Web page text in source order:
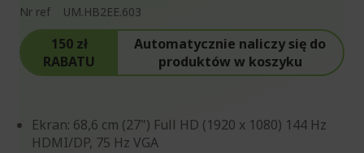
Nr ref UM.HB2EE.603
150 zł
RABATU
Automatycznie naliczy się do
produktów w koszyku
Ekran: 68,6 cm (27") Full HD (1920 x 1080) 144 Hz
HDMI/DP, 75 Hz VGA